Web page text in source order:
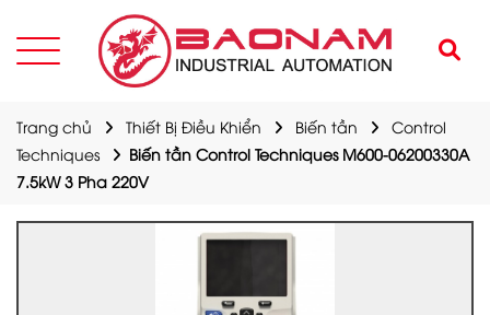
Trang chủ Thiết Bị Điều Khiển Biến tần
Control
Techniques
Biến tần Control Techniques M600-06200330A
7.5kW 3 Pha 220V